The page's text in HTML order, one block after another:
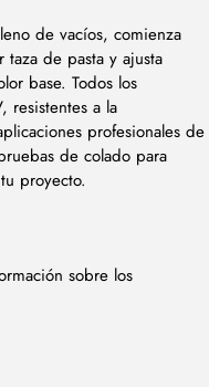
de vacíos, comienza
de pasta y ajusta
base. Todos los
resistentes a la
profesionales de
de colado para
proyecto.
sobre los